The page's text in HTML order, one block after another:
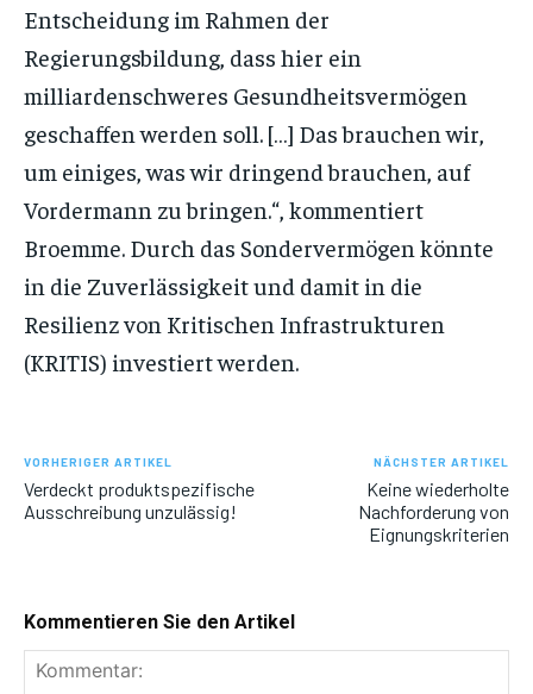
Entscheidung im Rahmen der
Regierungsbildung, dass hier ein
milliardenschweres Gesundheitsvermögen
geschaffen werden soll. […] Das brauchen wir,
um einiges, was wir dringend brauchen, auf
Vordermann zu bringen.“, kommentiert
Broemme. Durch das Sondervermögen könnte
in die Zuverlässigkeit und damit in die
Resilienz von Kritischen Infrastrukturen
(KRITIS) investiert werden.
VORHERIGER ARTIKEL
Verdeckt produktspezifische
Ausschreibung unzulässig!
NÄCHSTER ARTIKEL
Keine wiederholte
Nachforderung von
Eignungskriterien
Kommentieren Sie den Artikel